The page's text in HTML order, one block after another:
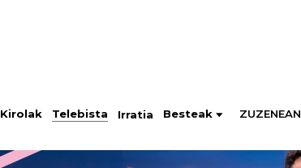
Kirolak Telebista Irratia Besteak ZUZENEAN